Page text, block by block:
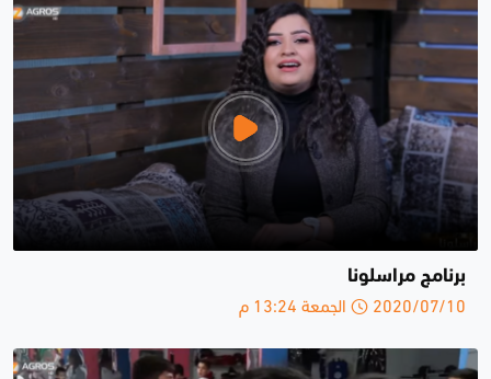
برنامج مراسلونا
2020/07/10 الجمعة 13:24 م